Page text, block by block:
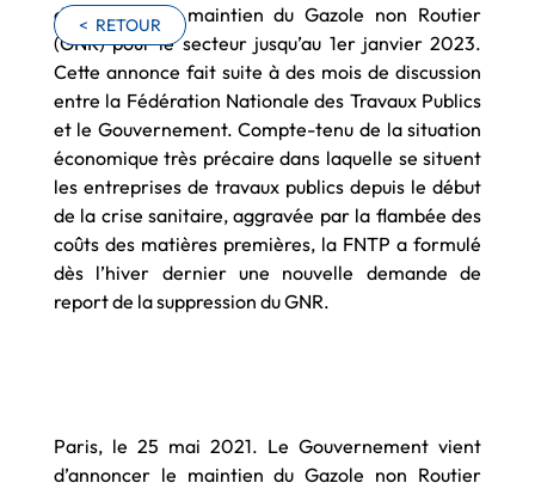
< RETOUR
d’annoncer le maintien du Gazole non Routier
(GNR) pour le secteur jusqu’au 1er janvier 2023.
Cette annonce fait suite à des mois de discussion
entre la Fédération Nationale des Travaux Publics
et le Gouvernement. Compte-tenu de la situation
économique très précaire dans laquelle se situent
les entreprises de travaux publics depuis le début
de la crise sanitaire, aggravée par la flambée des
coûts des matières premières, la FNTP a formulé
dès l’hiver dernier une nouvelle demande de
report de la suppression du GNR.
Paris, le 25 mai 2021. Le Gouvernement vient
d’annoncer le maintien du Gazole non Routier